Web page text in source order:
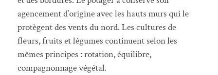
agencement d’origine avec les hauts murs qui le
protègent des vents du nord. Les cultures de
fleurs, fruits et légumes continuent selon les
mêmes principes : rotation, équilibre,
compagnonnage végétal.